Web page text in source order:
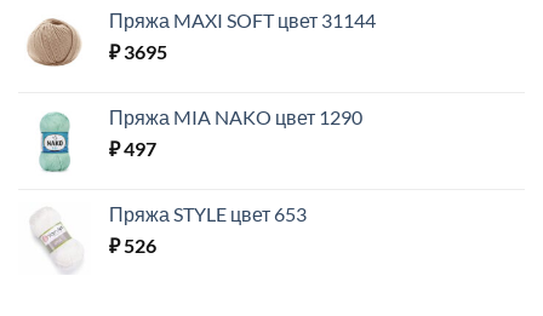
Пряжа MAXI SOFT цвет 31144
₽3695
Пряжа MIA NAKO цвет 1290
₽497
Пряжа STYLE цвет 653
₽526